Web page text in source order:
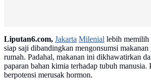
Liputan6.com, Jakarta Milenial lebih memilih
siap saji dibandingkan mengonsumsi
rumah. Padahal, makanan ini dikhawatirkan
paparan bahan kimia terhadap tubuh manusia.
berpotensi merusak hormon.